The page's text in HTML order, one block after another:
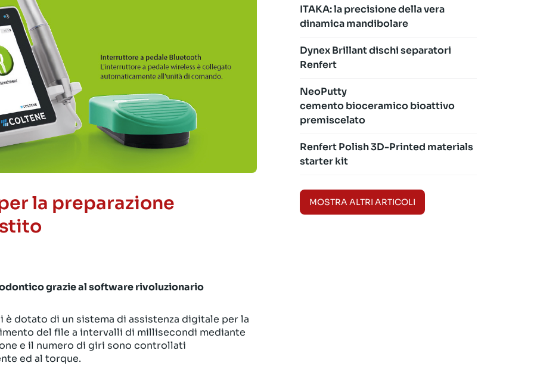
la preparazione
grazie al software rivoluzionario
dotato di un sistema di assistenza digitale per la
del file a intervalli di millisecondi mediante
e il numero di giri sono controllati
ed al torque.
ITAKA: la precisione della vera
dinamica mandibolare
Dynex Brillant dischi separatori
Renfert
NeoPutty
cemento bioceramico bioattivo
premiscelato
Renfert Polish 3D-Printed materials
starter kit
MOSTRA ALTRI ARTICOLI